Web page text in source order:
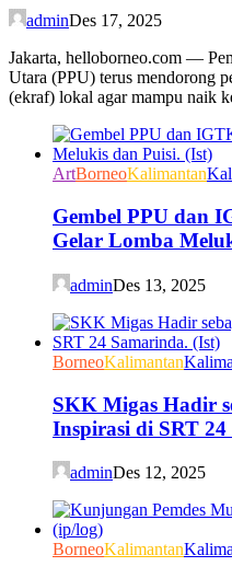
adminDes 17, 2025
Jakarta, helloborneo.com —
Utara (PPU) terus mendorong
(ekraf) lokal agar mampu naik
ArtBorneoKalimantan
Gembel PPU dan
Gelar Lomba
adminDes 13, 2025
BorneoKalimantan
SKK Migas Hadir
Inspirasi di SRT
adminDes 12, 2025
BorneoKalimantan